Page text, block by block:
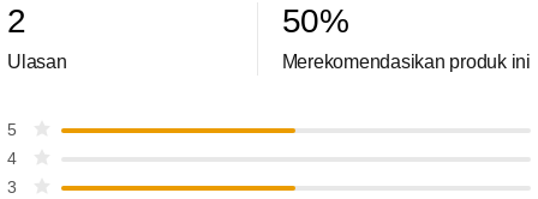
2
Ulasan
50%
Merekomendasikan produk ini
5
4
3